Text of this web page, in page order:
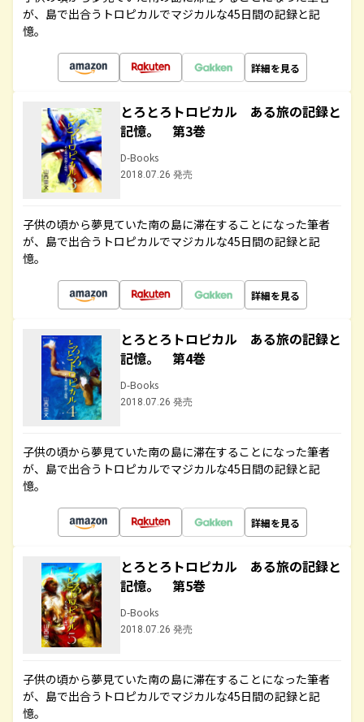
が、島で出合うトロピカルでマジカルな45日間の記録と記
憶。
詳細を見る
とろとろトロピカル ある旅の記録と
記憶。 第3巻
D-Books
2018.07.26 発売
子供の頃から夢見ていた南の島に滞在することになった筆者
が、島で出合うトロピカルでマジカルな45日間の記録と記
憶。
詳細を見る
とろとろトロピカル ある旅の記録と
記憶。 第4巻
D-Books
2018.07.26 発売
子供の頃から夢見ていた南の島に滞在することになった筆者
が、島で出合うトロピカルでマジカルな45日間の記録と記
憶。
詳細を見る
とろとろトロピカル ある旅の記録と
記憶。 第5巻
D-Books
2018.07.26 発売
子供の頃から夢見ていた南の島に滞在することになった筆者
が、島で出合うトロピカルでマジカルな45日間の記録と記
憶。